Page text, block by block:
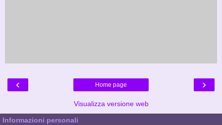
‹ ›
Home page
Visualizza versione web
Informazioni personali